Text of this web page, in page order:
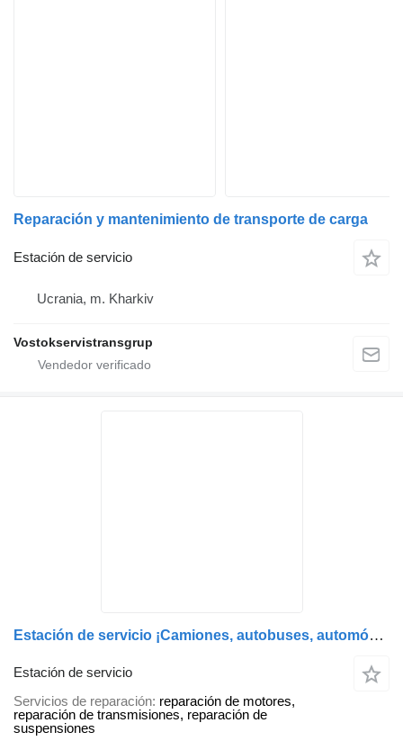
Reparación y mantenimiento de transporte de carga
Estación de servicio
Ucrania, m. Kharkiv
Vostokservistransgrup
Estación de servicio ¡Camiones, autobuses, automóviles!
Estación de servicio
Servicios de reparación reparación de motores,
reparación de transmisiones, reparación de
suspensiones